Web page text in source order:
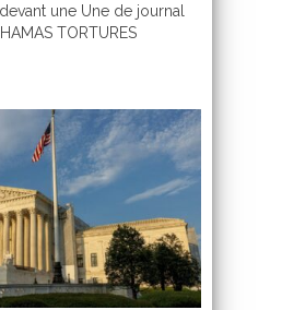
une Une de journal
TORTURES